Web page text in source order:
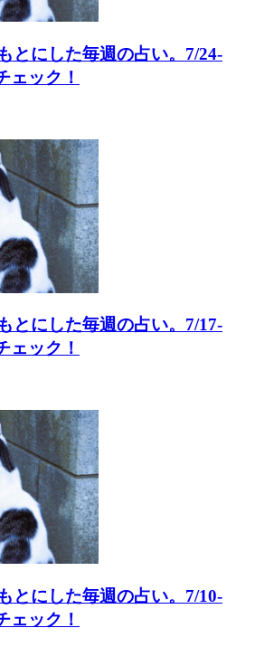
とにした毎週の占い。7/24-
ェック！
とにした毎週の占い。7/17-
ェック！
とにした毎週の占い。7/10-
ェック！